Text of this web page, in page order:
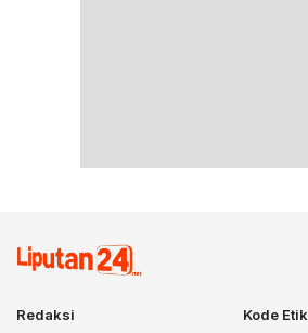
Redaksi Kode Etik